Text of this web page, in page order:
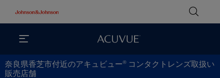
奈良県香芝市付近のアキュビュー® コンタクトレンズ取扱い
販売店舗